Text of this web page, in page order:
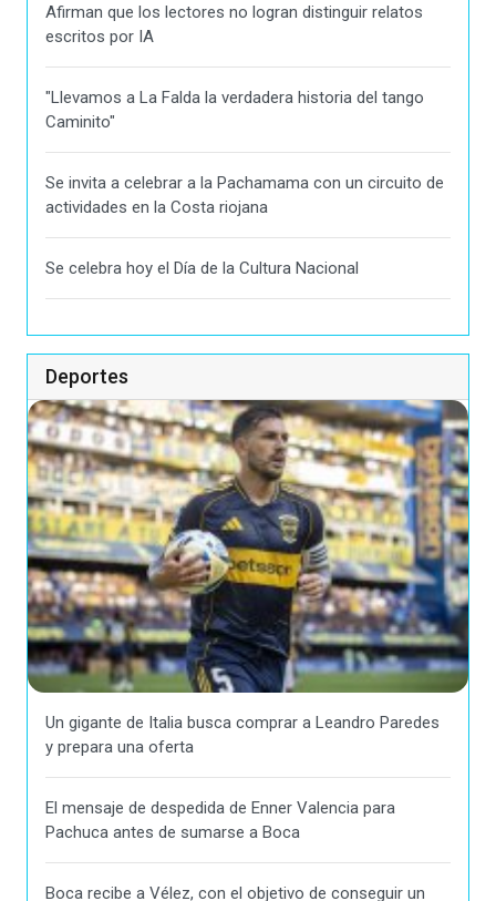
Afirman que los lectores no logran distinguir relatos
escritos por IA
"Llevamos a La Falda la verdadera historia del tango
Caminito"
Se invita a celebrar a la Pachamama con un circuito de
actividades en la Costa riojana
Se celebra hoy el Día de la Cultura Nacional
Deportes
Un gigante de Italia busca comprar a Leandro Paredes
y prepara una oferta
El mensaje de despedida de Enner Valencia para
Pachuca antes de sumarse a Boca
Boca recibe a Vélez, con el objetivo de conseguir un